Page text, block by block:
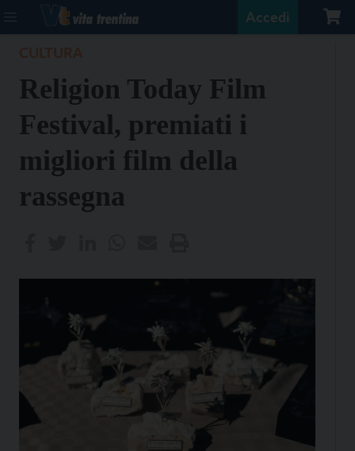
Accedi
Religion Today Film
Festival, premiati i
migliori film della
rassegna